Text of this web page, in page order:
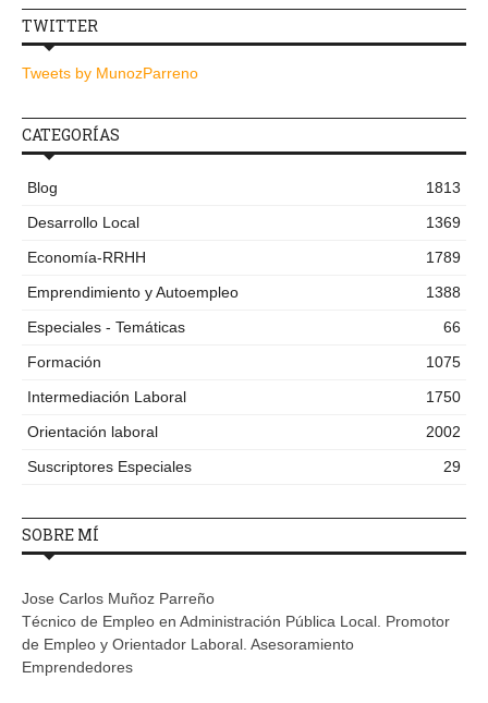
TWITTER
Tweets by MunozParreno
CATEGORÍAS
Blog
1813
Desarrollo Local
1369
Economía-RRHH
1789
Emprendimiento y Autoempleo
1388
Especiales - Temáticas
66
Formación
1075
Intermediación Laboral
1750
Orientación laboral
2002
Suscriptores Especiales
29
SOBRE MÍ
Jose Carlos Muñoz Parreño
Técnico de Empleo en Administración Pública Local. Promotor
de Empleo y Orientador Laboral. Asesoramiento
Emprendedores